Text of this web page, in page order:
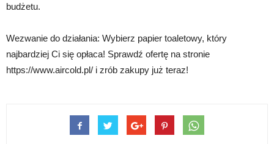
budżetu.
Wezwanie do działania: Wybierz papier toaletowy, który
najbardziej Ci się opłaca! Sprawdź ofertę na stronie
https://www.aircold.pl/ i zrób zakupy już teraz!